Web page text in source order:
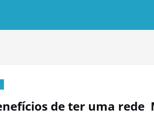
de ter uma rede